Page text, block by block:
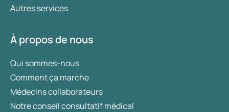
Autres services
À propos de nous
Qui sommes-nous
Comment ça marche
Médecins collaborateurs
Notre conseil consultatif médical